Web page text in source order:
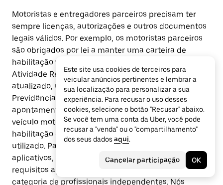
Motoristas e entregadores parceiros precisam ter
sempre licenças, autorizações e outros documentos
legais válidos. Por exemplo, os motoristas parceiros
são obrigados por lei a manter uma carteira de
habilitação válida com a observação “Exerce
Atividade Remunerada - EAR”, o registro do veículo
atualizado, uma inscrição no Instituto Nacional de
Previdência Social (INSS) e passar nas checagens de
apontamentos criminais da Uber. Para dirigir um
veículo motorizado, é obrigatório portar a carteira de
habilitação correspondente ao tipo de veículo
utilizado. Para realizar viagens intermediadas por
aplicativos, também é necessário cumprir os
requisitos aplicáveis aos motoristas parceiros dessa
categoria de profissionais independentes. Nós
Este site usa cookies de terceiros para
veicular anúncios pertinentes e lembrar a
sua localização para personalizar a sua
experiência. Para recusar o uso desses
cookies, selecione o botão "Recusar" abaixo.
Se você tem uma conta da Uber, você pode
recusar a "venda" ou o "compartilhamento"
dos seus dados aqui.
Cancelar participação OK